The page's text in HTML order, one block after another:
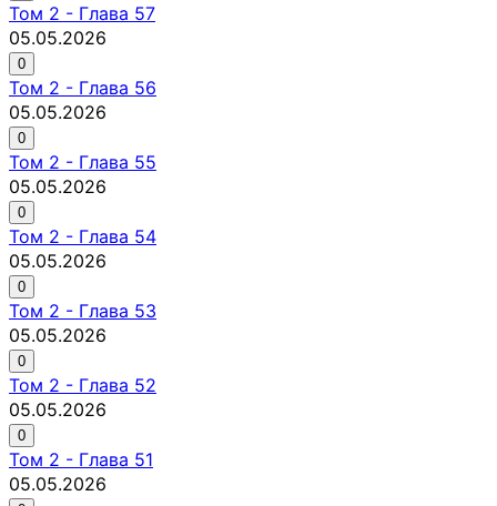
Том 2 - Глава 57
05.05.2026
0
Том 2 - Глава 56
05.05.2026
0
Том 2 - Глава 55
05.05.2026
0
Том 2 - Глава 54
05.05.2026
0
Том 2 - Глава 53
05.05.2026
0
Том 2 - Глава 52
05.05.2026
0
Том 2 - Глава 51
05.05.2026